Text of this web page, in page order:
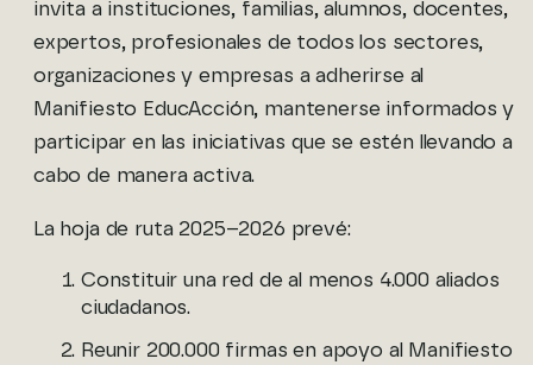
invita a instituciones, familias, alumnos, docentes,
expertos, profesionales de todos los sectores,
organizaciones y empresas a adherirse al
Manifiesto EducAcción, mantenerse informados y
participar en las iniciativas que se estén llevando a
cabo de manera activa.
La hoja de ruta 2025–2026 prevé:
Constituir una red de al menos 4.000 aliados
ciudadanos.
Reunir 200.000 firmas en apoyo al Manifiesto